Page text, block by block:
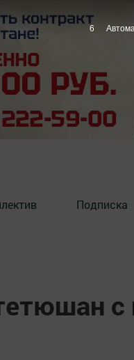
Подписка
с
5